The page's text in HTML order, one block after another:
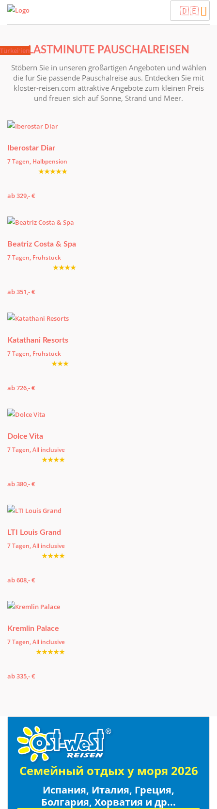
🇩🇪
LASTMINUTE PAUSCHALREISEN
Stöbern Sie in unseren großartigen Angeboten und wählen
die für Sie passende Pauschalreise aus. Entdecken Sie mit
kloster-reisen.com attraktive Angebote zum kleinen Preis
und freuen sich auf Sonne, Strand und Meer.
Tunesien
Iberostar Diar
7 Tagen, Halbpension
★★★★★
ab 329,- €
Lanzarote
Beatriz Costa & Spa
7 Tagen, Frühstück
★★★★
ab 351,- €
Thailand
Katathani Resorts
7 Tagen, Frühstück
★★★
ab 726,- €
Bulgarien
Dolce Vita
7 Tagen, All inclusive
★★★★
ab 380,- €
Korfu
LTI Louis Grand
7 Tagen, All inclusive
★★★★
ab 608,- €
Türkei
Kremlin Palace
7 Tagen, All inclusive
★★★★★
ab 335,- €
Семейный отдых у моря 2026
Испания, Италия, Греция,
Болгария, Хорватия и др...